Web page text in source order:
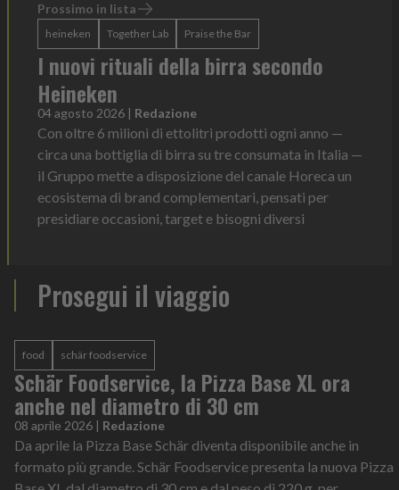
Prossimo in lista
heineken Together Lab Praise the Bar
I nuovi rituali della birra secondo
Heineken
04 agosto 2026 | Redazione
Con oltre 6 milioni di ettolitri prodotti ogni anno —
circa una bottiglia di birra su tre consumata in Italia —
il Gruppo mette a disposizione del canale Horeca un
ecosistema di brand complementari, pensati per
presidiare occasioni, target e bisogni diversi
Prosegui il viaggio
food schär foodservice
Schär Foodservice, la Pizza Base XL ora
anche nel diametro di 30 cm
08 aprile 2026 | Redazione
Da aprile la Pizza Base Schär diventa disponibile anche in
formato più grande. Schär Foodservice presenta la nuova Pizza